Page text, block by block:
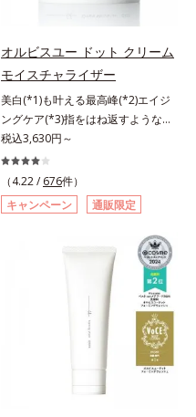
す。刺激を受けやすくなった角層を
うるおいで満たし、脱・敏感肌を目
指します。無油分・無着色・無香
料・アルコールフリー・界面活性剤
不使用(*5)・パラベンフリー、6つ
のフリー処方で徹底的に肌に寄り添
います。*1 乾燥と敏感をくり返す
こと*2 敏感肌対象連用テスト済
（すべての方のお肌に合うというこ
とではありません）*3 乾燥して敏
感に感じやすい状態のこと*4 発酵
＝乾燥を防ぎ、うるおいに満ちた肌
へ導く保湿成分、植物由来アミノ酸
（エルゴチオネイン）配合＝肌を整
え、すこやかに保つ保湿成分、微生
物由来アミノ酸（エクトイン）配合
＝乱れた角層にうるおいを与え、肌
荒れを防ぐ保湿成分*5 ウォッシュ
を除くLM＝さっぱり高保湿タイプ
（脂性肌～普通肌）RM＝しっとり
オルビスユー ドット クリーム
モイスチャライザー
美白(*1)も叶える最高峰(*2)エイジ
ングケア(*3)指をはね返すような弾
力感が宿るハリ感 濃密フィットク
リーム。ハリも透明感(*4)も結果主
義。年齢サイン(*5)の因子に着目し
た肌科学エイジングケア(*3)シリー
ズ。オルビスユー ドットシリーズ
は、年齢による肌悩み一つ一つを対
処するのではなく、肌で起きている
ことの根本原因に着目。加齢ととも
に現れる年齢サインについて研究を
進めたところ、弾力感のない状態で
ある「ハリのなさ」や、くすみ(*6)
などが現れている状態である「透明
感のなさ」が、大人の肌印象に大き
税込3,630円～
（4.22 / 676件）
キャンペーン
通販限定